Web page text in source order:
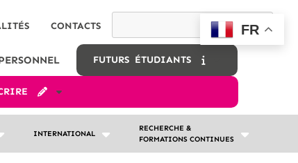
CONTACTS
FUTURS ÉTUDIANTS
INTERNATIONAL
RECHERCHE &
FORMATIONS CONTINUES
FR